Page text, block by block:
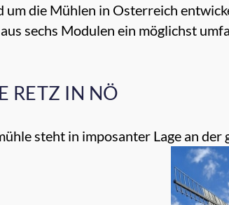
die Mühlen in Osterreich
sechs Modulen ein möglichst
RETZ IN NÖ
steht in imposanter Lage an